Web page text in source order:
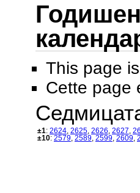
This page
Cette page
±1: 2624 2625 2626 2627
±10: 2579 2589 2599 2609